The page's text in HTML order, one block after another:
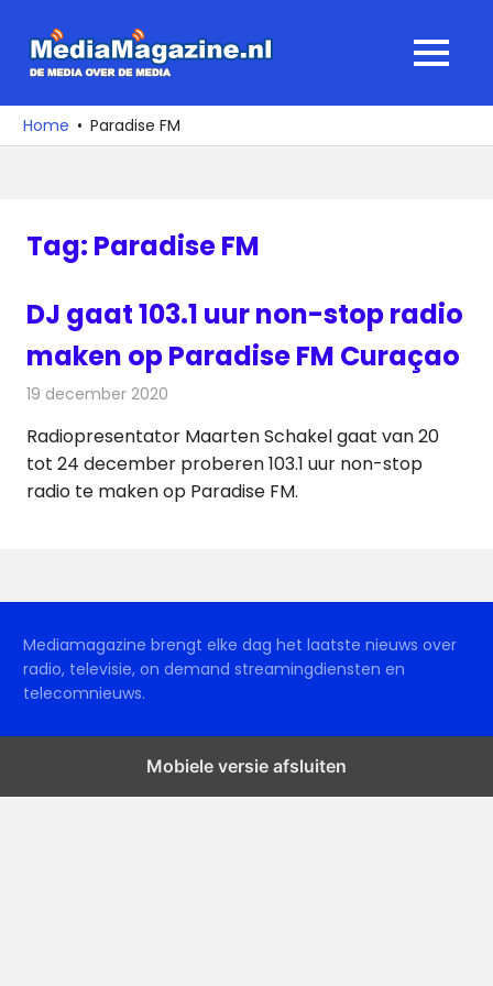
naar
media
over
MENU
Home Paradise FM
Tag: Paradise FM
DJ gaat 103.1 uur non-stop radio
maken op Paradise FM Curaçao
19 december 2020
Radiopresentator Maarten Schakel gaat van 20
tot 24 december proberen 103.1 uur non-stop
radio te maken op Paradise FM.
Mediamagazine brengt elke dag het laatste nieuws over
radio, televisie, on demand streamingdiensten en
telecomnieuws.
Mobiele versie afsluiten